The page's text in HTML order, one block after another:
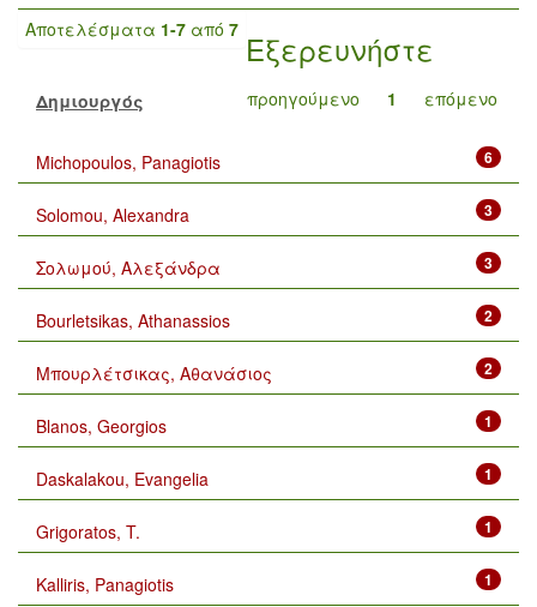
Αποτελέσματα 1-7 από 7
προηγούμενο 1 επόμενο
Εξερευνήστε
Δημιουργός
6
Michopoulos, Panagiotis
3
Solomou, Alexandra
3
Σολωμού, Αλεξάνδρα
2
Bourletsikas, Athanassios
2
Μπουρλέτσικας, Αθανάσιος
1
Blanos, Georgios
1
Daskalakou, Evangelia
1
Grigoratos, T.
1
Kalliris, Panagiotis